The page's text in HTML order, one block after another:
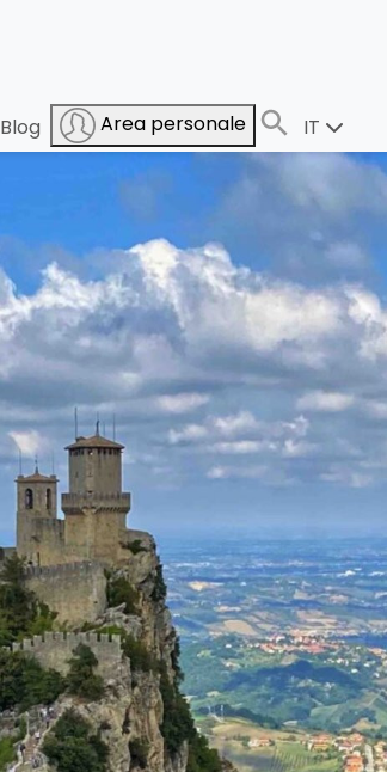
Blog Area personale IT